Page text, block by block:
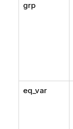
grp
eq_var